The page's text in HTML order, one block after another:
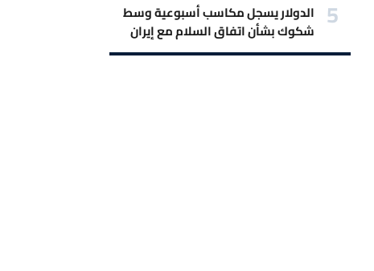
الدولار يسجل مكاسب أسبوعية وسط
شكوك بشأن اتفاق السلام مع إيران